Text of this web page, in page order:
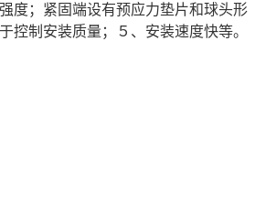
度；紧固端设有预应力垫片和球头形
制安装质量；５、安装速度快等。